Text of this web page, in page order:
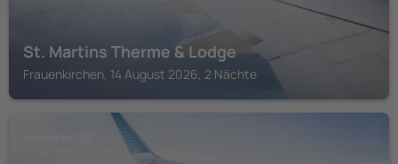
St. Martins Therme & Lodge
Frauenkirchen, 14 August 2026, 2 Nächte